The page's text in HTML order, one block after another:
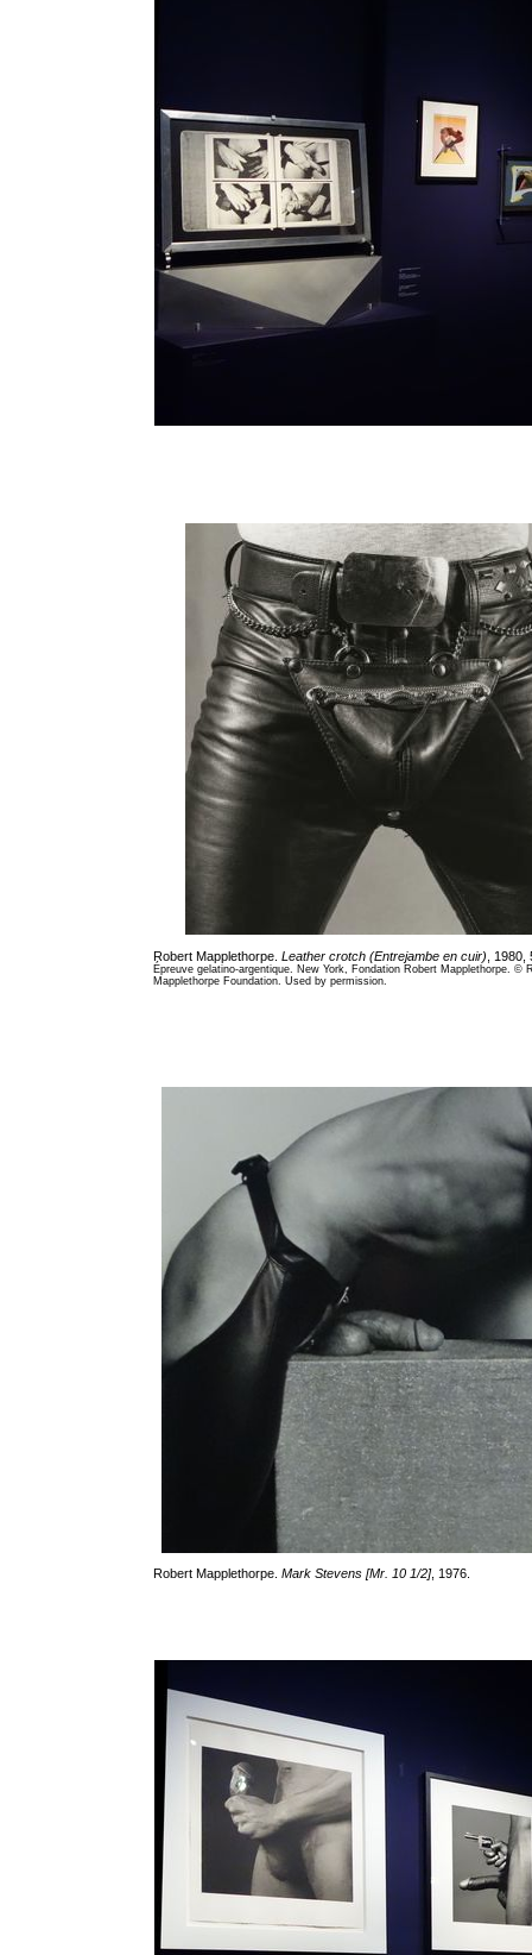
Robert Mapplethorpe. Leather crotch (Entrejambe en cuir) ,
Épreuve gelatino-argentique. New York, Fondation Robert Mapplethorpe. ©
Mapplethorpe Foundation. Used by permission.
Robert Mapplethorpe. Mark Stevens [Mr. 10 1/2], 1976.